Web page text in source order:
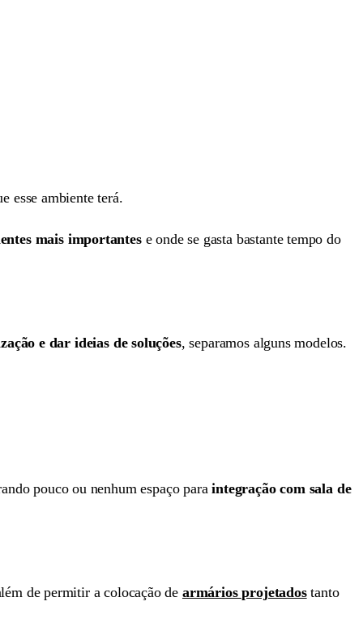
esse ambiente terá.
mais importantese onde se gasta bastante tempo do
e dar ideias de soluções, separamos alguns modelos.
pouco ou nenhum espaço para integração com sala de
de permitir a colocação de armários projetadostanto